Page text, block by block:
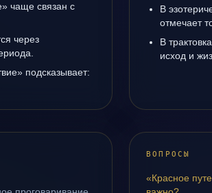
чаще связан с
через
подсказывает:
В
отмечает
В
исход и
ВОПРОСЫ
«Красное